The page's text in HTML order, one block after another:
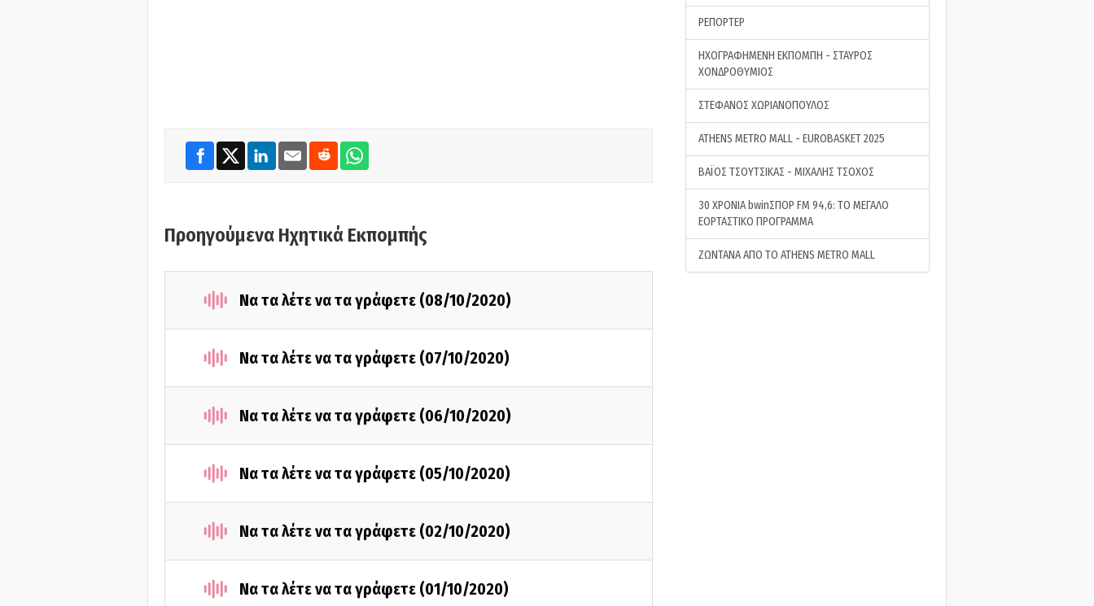
Προηγούμενα Ηχητικά Εκπομπής
Να τα λέτε να τα γράφετε (08/10/2020)
Να τα λέτε να τα γράφετε (07/10/2020)
Να τα λέτε να τα γράφετε (06/10/2020)
Να τα λέτε να τα γράφετε (05/10/2020)
Να τα λέτε να τα γράφετε (02/10/2020)
Να τα λέτε να τα γράφετε (01/10/2020)
ΡΕΠΟΡΤΕΡ
ΗΧΟΓΡΑΦΗΜΕΝΗ ΕΚΠΟΜΠΗ - ΣΤΑΥΡΟΣ
ΧΟΝΔΡΟΘΥΜΙΟΣ
ΣΤΕΦΑΝΟΣ ΧΩΡΙΑΝΟΠΟΥΛΟΣ
ATHENS METRO MALL - EUROBASKET 2025
ΒΑΪΟΣ ΤΣΟΥΤΣΙΚΑΣ - ΜΙΧΑΛΗΣ ΤΣΟΧΟΣ
30 ΧΡΟΝΙΑ bwinΣΠΟΡ FM 94,6: ΤΟ ΜΕΓΑΛΟ
ΕΟΡΤΑΣΤΙΚΟ ΠΡΟΓΡΑΜΜΑ
ΖΩΝΤΑΝΑ ΑΠΟ ΤΟ ATHENS METRO MALL